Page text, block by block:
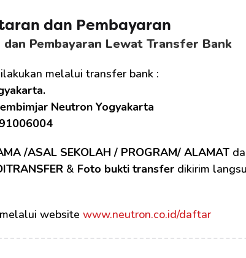
dan Pembayaran
Pembayaran Lewat Transfer Bank
melalui transfer bank :
Neutron Yogyakarta
/ASAL SEKOLAH / PROGRAM/ ALAMAT
& Foto bukti transfer dikirim
website www.neutron.co.id/daftar